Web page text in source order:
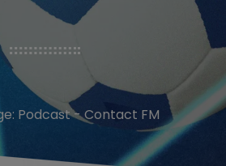
Podcast - Contact FM